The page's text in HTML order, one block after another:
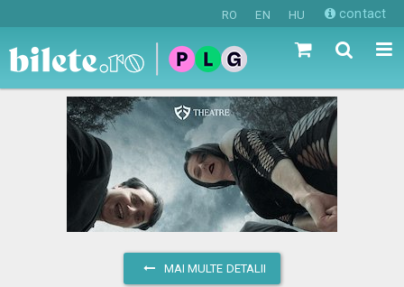
RO EN HU contact
MAI MULTE DETALII